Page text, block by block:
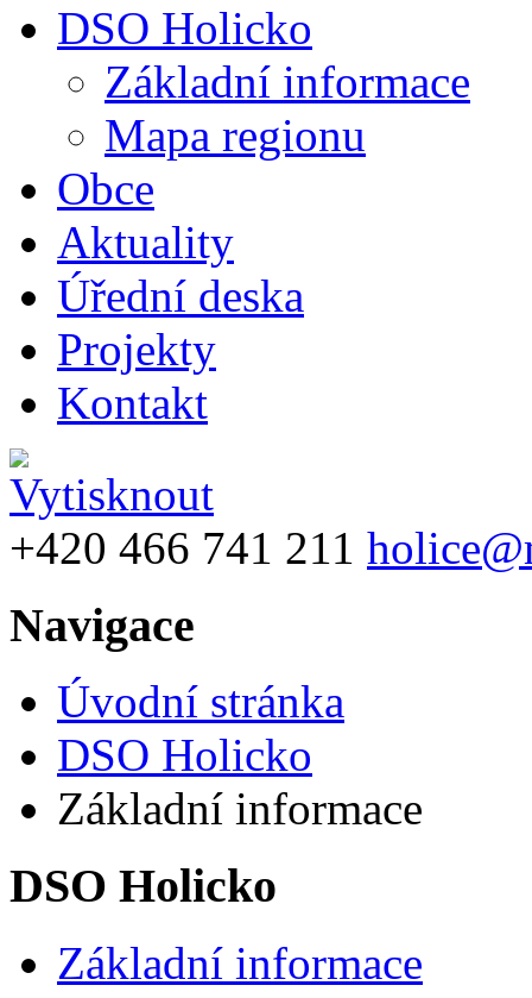
DSO Holicko
Základní informace
Mapa regionu
Obce
Aktuality
Úřední deska
Projekty
Kontakt
+420 466 741 211
Navigace
Úvodní stránka
DSO Holicko
Základní informace
DSO Holicko
Základní informace